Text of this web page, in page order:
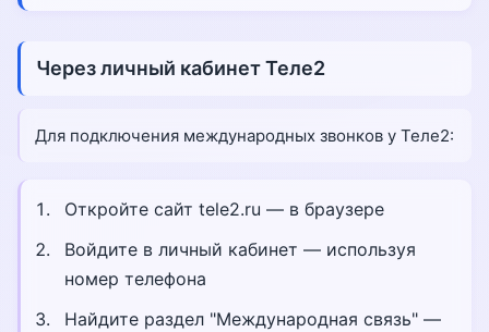
Через личный кабинет Теле2
Для подключения международных звонков у Теле2:
Откройте сайт tele2.ru — в браузере
Войдите в личный кабинет — используя
номер телефона
Найдите раздел "Международная связь" —